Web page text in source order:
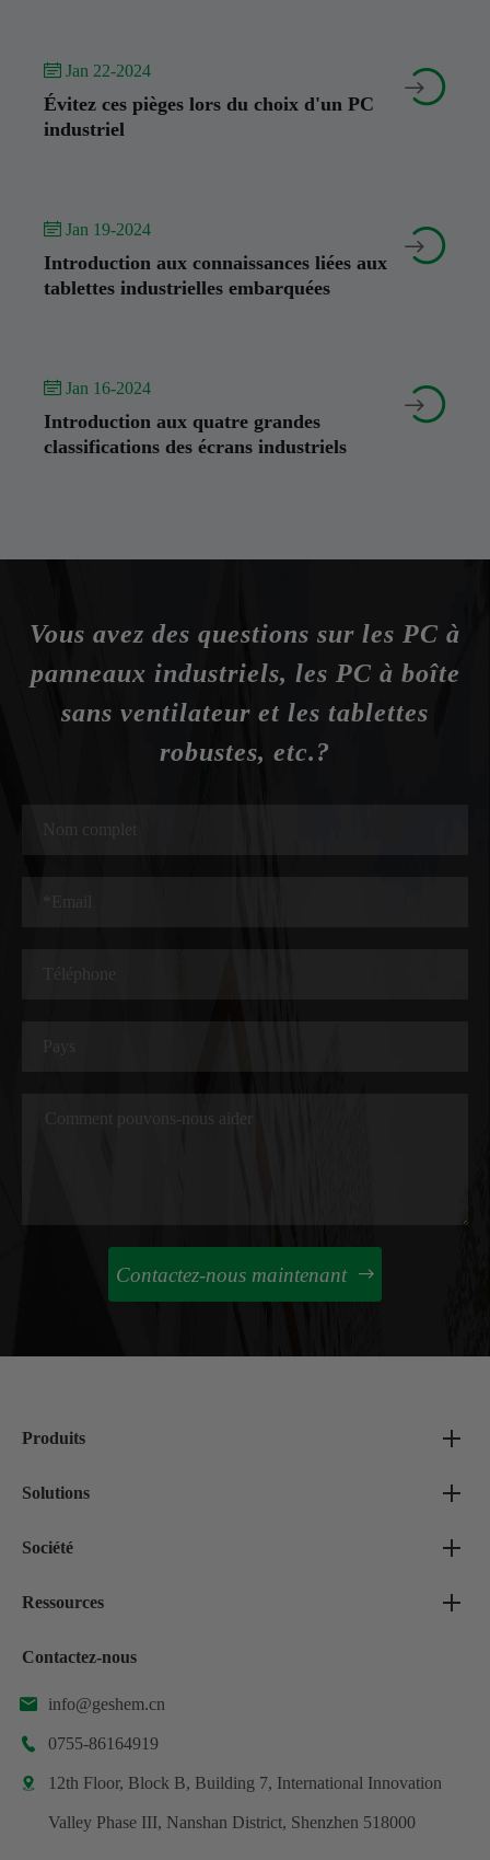
 Jan 22-2024
Évitez ces pièges lors du choix d'un PC
industriel


 Jan 19-2024
Introduction aux connaissances liées aux
tablettes industrielles embarquées


 Jan 16-2024
Introduction aux quatre grandes
classifications des écrans industriels


Vous avez des questions sur les PC à
panneaux industriels, les PC à boîte
sans ventilateur et les tablettes
robustes, etc.?
Contactez-nous maintenant 
Produits
Solutions
Société
Ressources
Contactez-nous
 info@geshem.cn
 0755-86164919
 12th Floor, Block B, Building 7, International Innovation
Valley Phase III, Nanshan District, Shenzhen 518000